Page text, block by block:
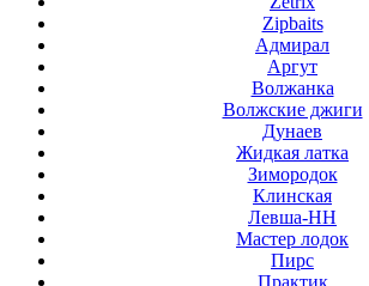
Zipbaits
Адмирал
Аргут
Волжанка
Волжские джиги
Дунаев
Жидкая латка
Зимородок
Клинская
Левша-НН
Мастер лодок
Пирс